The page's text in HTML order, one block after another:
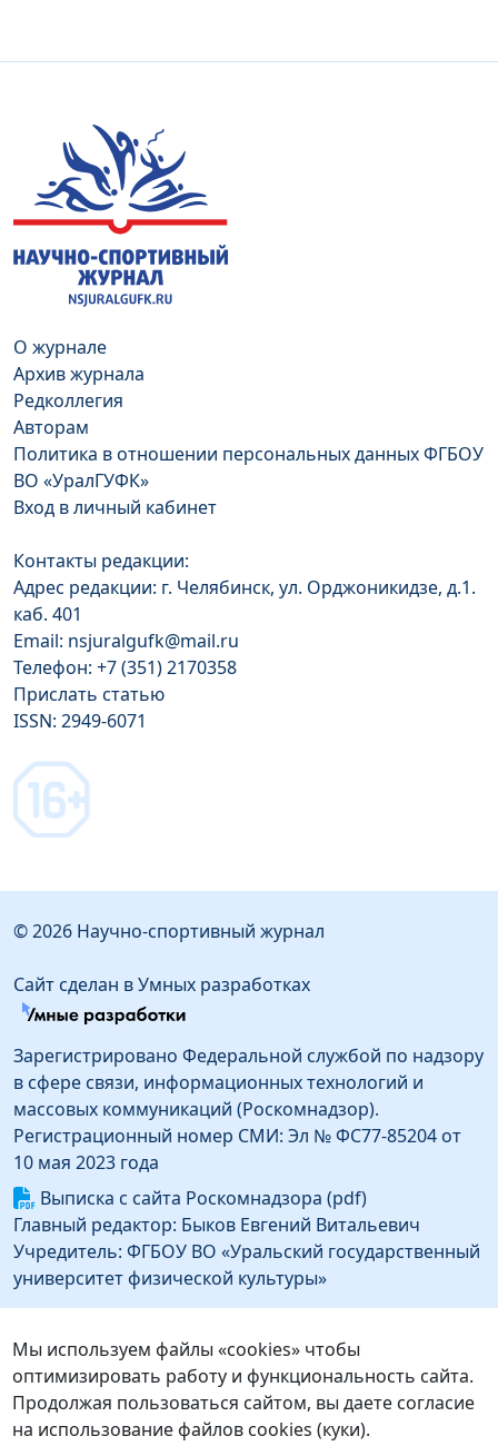
О журнале
Архив журнала
Редколлегия
Авторам
Политика в отношении персональных данных ФГБОУ
ВО «УралГУФК»
Вход в личный кабинет
Контакты редакции:
Адрес редакции: г. Челябинск, ул. Орджоникидзе, д.1.
каб. 401
Email: nsjuralgufk@mail.ru
Телефон: +7 (351) 2170358
Прислать статью
ISSN: 2949-6071
© 2026 Научно-спортивный журнал
Сайт сделан в Умных разработках
Зарегистрировано Федеральной службой по надзору
в сфере связи, информационных технологий и
массовых коммуникаций (Роскомнадзор).
Регистрационный номер СМИ: Эл № ФС77-85204 от
10 мая 2023 года
Выписка с сайта Роскомнадзора (pdf)
Главный редактор: Быков Евгений Витальевич
Учредитель: ФГБОУ ВО «Уральский государственный
университет физической культуры»
Информация об издателе
Издатель: Федеральное государственное бюджетное
образовательное учреждение высшего образования
«Уральский государственный университет
физической культуры»
Адрес издателя: 454091, г. Челябинск, ул.
Мы используем файлы «cookies» чтобы
оптимизировать работу и функциональность сайта.
Продолжая пользоваться сайтом, вы даете согласие
на использование файлов cookies (куки).